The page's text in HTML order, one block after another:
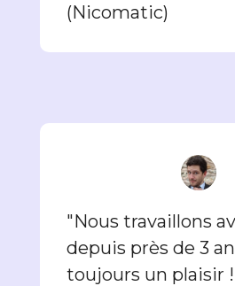
(Nicomatic)
"Nous travaillons
depuis près de 3
toujours un plaisir